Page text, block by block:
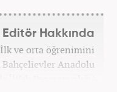
Editör Hakkında
ve orta öğrenimini
Bahçelievler Anadolu
Programcılığı’